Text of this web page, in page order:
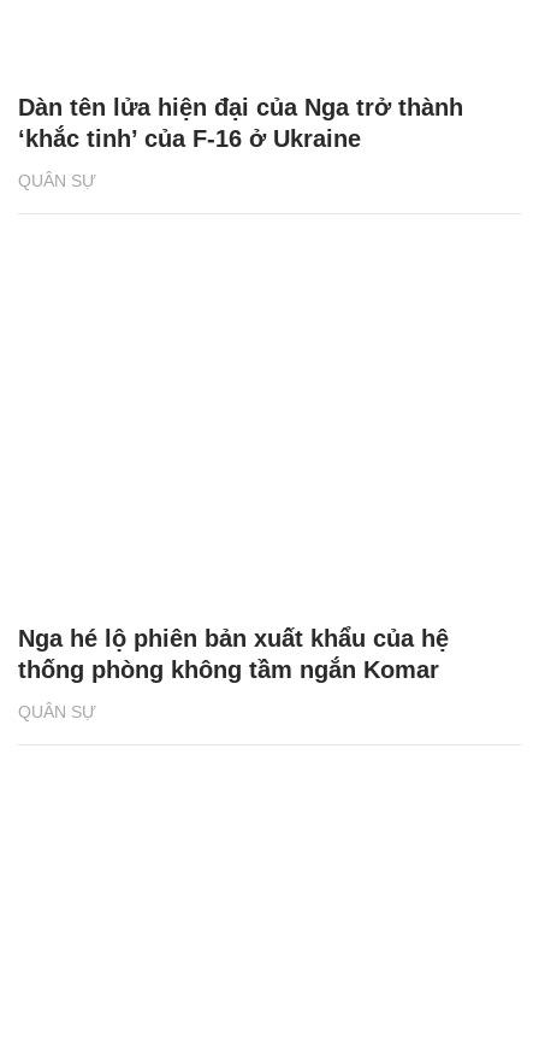
QUÂN SỰ
Dàn tên lửa hiện đại của Nga trở thành
‘khắc tinh’ của F-16 ở Ukraine
QUÂN SỰ
Nga hé lộ phiên bản xuất khẩu của hệ
thống phòng không tầm ngắn Komar